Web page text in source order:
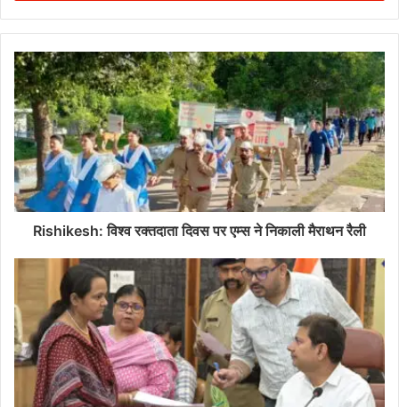
Rishikesh: विश्व रक्तदाता दिवस पर एम्स ने निकाली मैराथन रैली